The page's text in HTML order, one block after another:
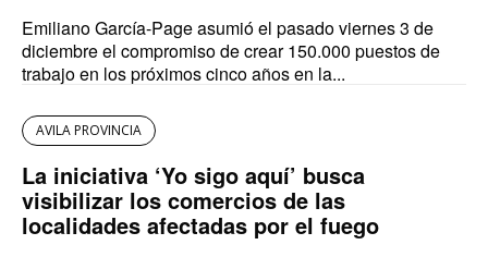
Emiliano García-Page asumió el pasado viernes 3 de
diciembre el compromiso de crear 150.000 puestos de
trabajo en los próximos cinco años en la...
AVILA PROVINCIA
La iniciativa ‘Yo sigo aquí’ busca
visibilizar los comercios de las
localidades afectadas por el fuego